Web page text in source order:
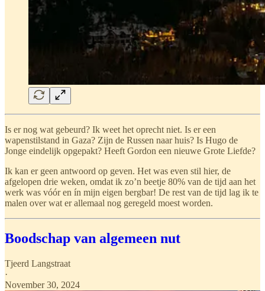
Is er nog wat gebeurd? Ik weet het oprecht niet. Is er een
wapenstilstand in Gaza? Zijn de Russen naar huis? Is Hugo de
Jonge eindelijk opgepakt? Heeft Gordon een nieuwe Grote Liefde?
Ik kan er geen antwoord op geven. Het was even stil hier, de
afgelopen drie weken, omdat ik zo’n beetje 80% van de tijd aan het
werk was vóór en ín mijn eigen bergbar! De rest van de tijd lag ik te
malen over wat er allemaal nog geregeld moest worden.
Boodschap van algemeen nut
Tjeerd Langstraat
·
November 30, 2024